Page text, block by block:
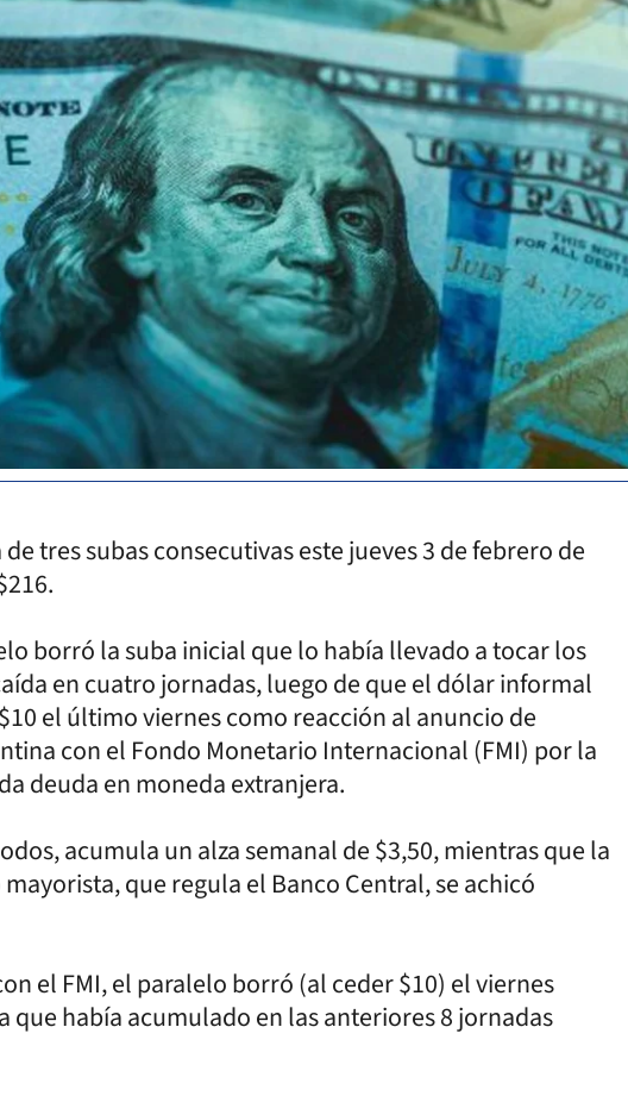
tres subas consecutivas este jueves 3 de febrero de
borró la suba inicial que lo había llevado a tocar los
en cuatro jornadas, luego de que el dólar informal
el último viernes como reacción al anuncio de
con el Fondo Monetario Internacional (FMI) por la
deuda en moneda extranjera.
acumula un alza semanal de $3,50, mientras que la
que regula el Banco Central, se achicó
el FMI, el paralelo borró (al ceder $10) el viernes
que había acumulado en las anteriores 8 jornadas